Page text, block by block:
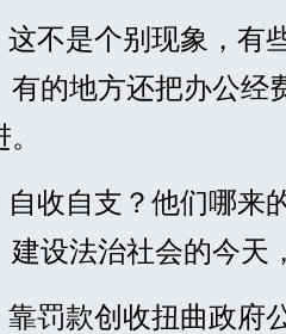
是个别现象，有些
有的地方还把办公经
自支？他们哪来的
建设法治社会的今天
款创收扭曲政府